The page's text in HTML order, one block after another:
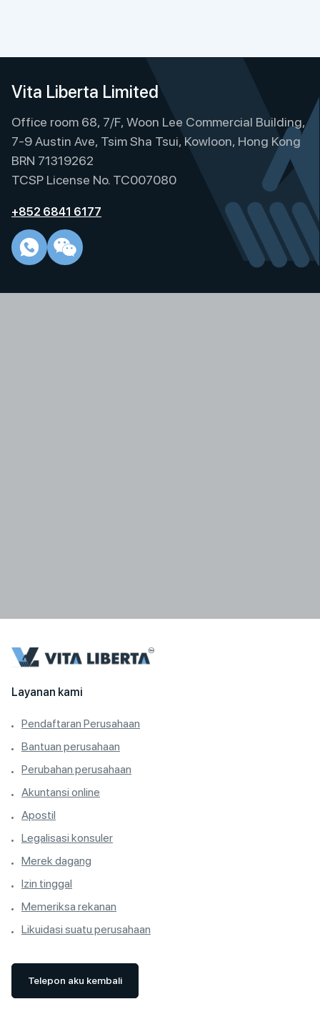
Vita Liberta Limited
Office room 68, 7/F, Woon Lee Commercial Building,
7-9 Austin Ave, Tsim Sha Tsui, Kowloon, Hong Kong
BRN 71319262
TCSP License No. TC007080
+852 6841 6177
Layanan kami
Pendaftaran Perusahaan
Bantuan perusahaan
Perubahan perusahaan
Akuntansi online
Apostil
Legalisasi konsuler
Merek dagang
Izin tinggal
Memeriksa rekanan
Likuidasi suatu perusahaan
Telepon aku kembali